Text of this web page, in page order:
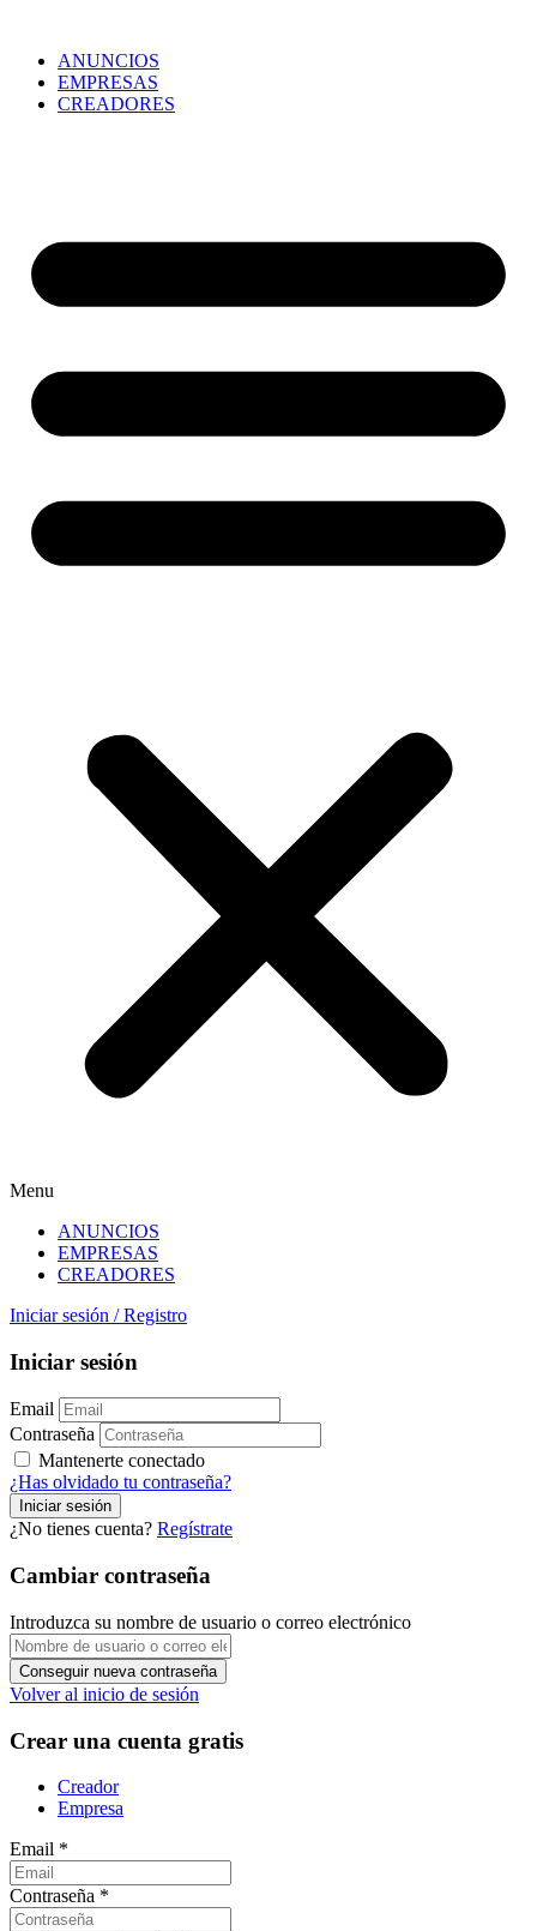
ANUNCIOS
EMPRESAS
CREADORES
Menu
ANUNCIOS
EMPRESAS
CREADORES
Iniciar sesión / Registro
Iniciar sesión
Email
Contraseña
Mantenerte conectado
¿Has olvidado tu contraseña?
¿No tienes cuenta? Regístrate
Cambiar contraseña
Introduzca su nombre de usuario o correo electrónico
Volver al inicio de sesión
Crear una cuenta gratis
Creador
Empresa
Email *
Contraseña *